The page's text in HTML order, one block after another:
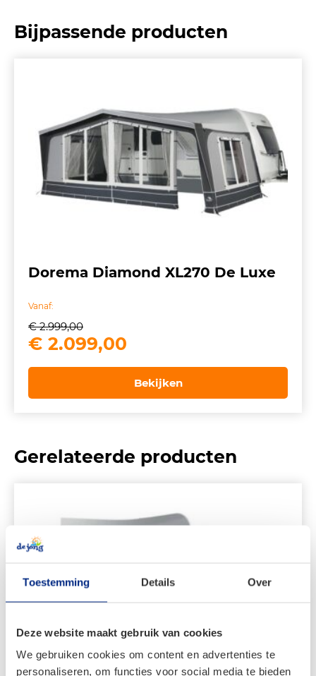
Toestemming Details Over
Deze website maakt gebruik van cookies
We gebruiken cookies om content en advertenties te
personaliseren, om functies voor social media te bieden
Bijpassende producten
Dorema Diamond XL270 De Luxe
Vanaf:
€2.999,00
Oorspronkelijke
€ 2.999,00.
€ 2.099,00
is:
€ 2.099,00.
Bekijken
Gerelateerde producten